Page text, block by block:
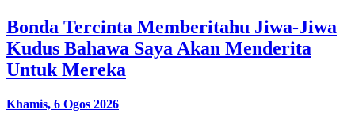
Bonda Tercinta Memberitahu Jiwa-Jiwa
Kudus Bahawa Saya Akan Menderita
Untuk Mereka
Khamis, 6 Ogos 2026